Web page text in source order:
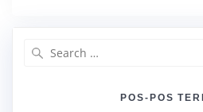
POS-POS